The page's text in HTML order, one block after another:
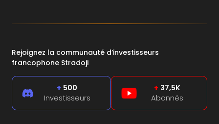
Rejoignez la communauté d’investisseurs
francophone Stradoji
+ 500
Investisseurs
+ 37,5K
Abonnés